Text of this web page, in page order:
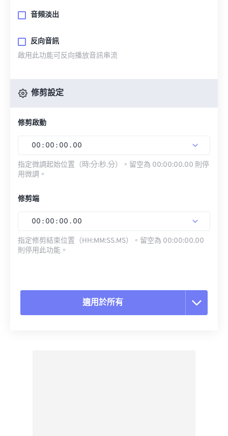
音頻淡出
反向音訊
啟用此功能可反向播放音訊串流
修剪設定
修剪啟動
00 : 00 : 00 . 00
指定微調起始位置（時:分:秒.分）。留空為 00:00:00.00 則停
用微調。
修剪端
00 : 00 : 00 . 00
指定修剪結束位置（HH:MM:SS.MS）。留空為 00:00:00.00
則停用此功能。
適用於所有